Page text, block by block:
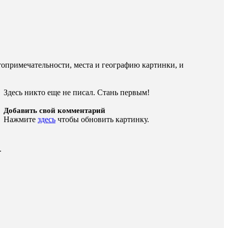
места и географию картинки, и
.
Здесь никто еще не писал. Стань первым!
Добавить свой комментарий
Нажмите здесь чтобы обновить картинку.